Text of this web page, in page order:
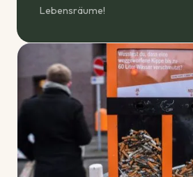
Lebensräume!